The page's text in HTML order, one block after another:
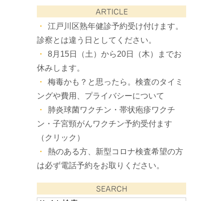
ARTICLE
江戸川区熟年健診予約受け付けます。
診察とは違う日としてください。
8月15日（土）から20日（木）までお
休みします。
梅毒かも？と思ったら。検査のタイミ
ングや費用、プライバシーについて
肺炎球菌ワクチン・帯状疱疹ワクチ
ン・子宮頸がんワクチン予約受付ます
（クリック）
熱のある方、新型コロナ検査希望の方
は必ず電話予約をお取りください。
SEARCH